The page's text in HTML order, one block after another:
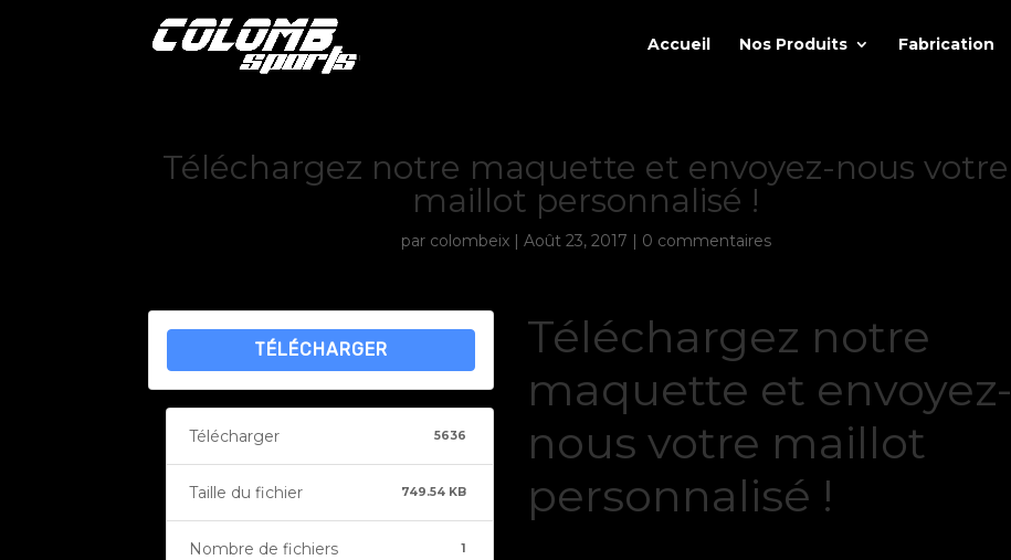
Accueil Nos Produits Fabrication
Téléchargez notre maquette et envoyez-nous votre
maillot personnalisé !
par colombeix| Août 23, 2017 | 0 commentaires
TÉLÉCHARGER
Télécharger 5636
Taille du fichier 749.54 KB
Nombre de fichiers 1
Téléchargez notre
maquette et envoyez-
nous votre maillot
personnalisé !